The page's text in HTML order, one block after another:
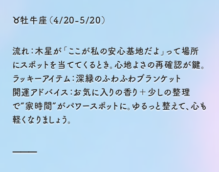
♉牡牛座（4/20-5/20）
流れ：木星が「ここが私の安心基地だよ」って場所
にスポットを当ててくるとき。心地よさの再確認が鍵。
ラッキーアイテム：深緑のふわふわブランケット
開運アドバイス：お気に入りの香り＋少しの整理
で“家時間”がパワースポットに。ゆるっと整えて、心も
軽くなりましょう。
⸻